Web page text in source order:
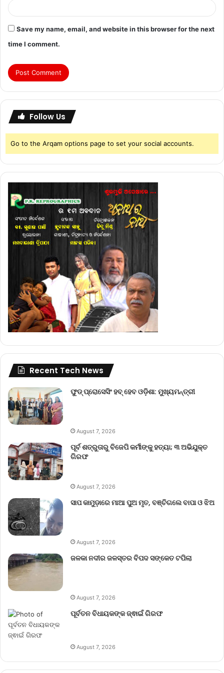
Save my name, email, and website in this browser for the next
time I comment.
Follow Us
Go to the Arqam options page to set your social accounts.
Recent Tech News
ଫୁଡ୍ ପ୍ରୋସେସିଂ ହବ୍ ହେବ ଓଡ଼ିଶା: ମୁଖ୍ୟମନ୍ତ୍ରୀ
August 7, 2026
ପୂର୍ବ ଶତ୍ରୁତାରୁ ବିଜେପି କର୍ମୀଙ୍କୁ ହତ୍ୟା; ୩ ଅଭିଯୁକ୍ତ
ଗିରଫ
August 7, 2026
ସାପ କାମୁଡ଼ାରେ ମାଆ ପୁଅ ମୃତ, ବଞ୍ଚିଗଲେ ବାପା ଓ ଝିଅ
August 7, 2026
ଜଳକା ନଦୀର ଜଳସ୍ତର ବିପଦ ସଙ୍କେତ ଟପିଲା
August 7, 2026
ପୂର୍ବତନ ବିଧାୟକଙ୍କ ଜ୍ଵାଇଁ ଗିରଫ
August 7, 2026